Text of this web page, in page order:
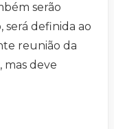
serão
será definida ao
reunião da
mas deve